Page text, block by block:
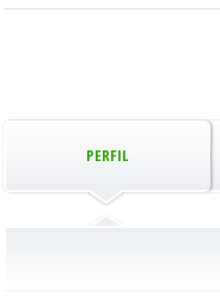
PERFIL